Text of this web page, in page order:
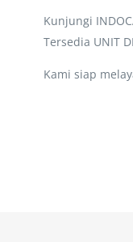
Kunjungi
Tersedia UNIT
Kami siap